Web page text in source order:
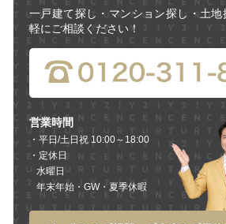
一戸建て探し・マンション探し・土
軽にご相談ください！
営業時間
・平日/土日祝 10:00～18:00
・定休日
水曜日
年末年始・GW・夏季休暇